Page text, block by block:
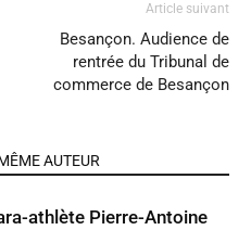
Article suivant
Besançon. Audience de
rentrée du Tribunal de
commerce de Besançon
AUTEUR
athlète Pierre-Antoine